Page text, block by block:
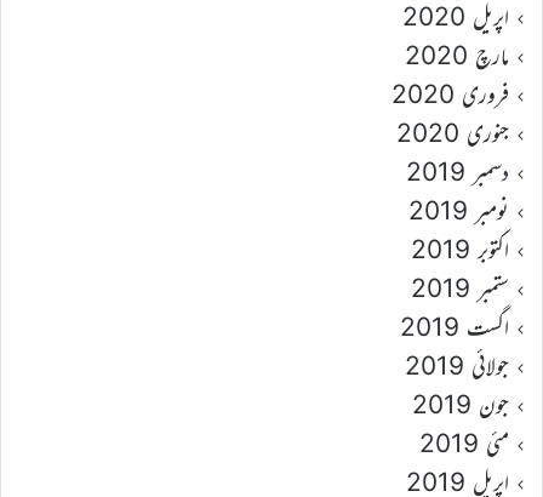
اپریل 2020
مارچ 2020
فروری 2020
جنوری 2020
دسمبر 2019
نومبر 2019
اکتوبر 2019
ستمبر 2019
اگست 2019
جولائی 2019
جون 2019
مئی 2019
اپریل 2019